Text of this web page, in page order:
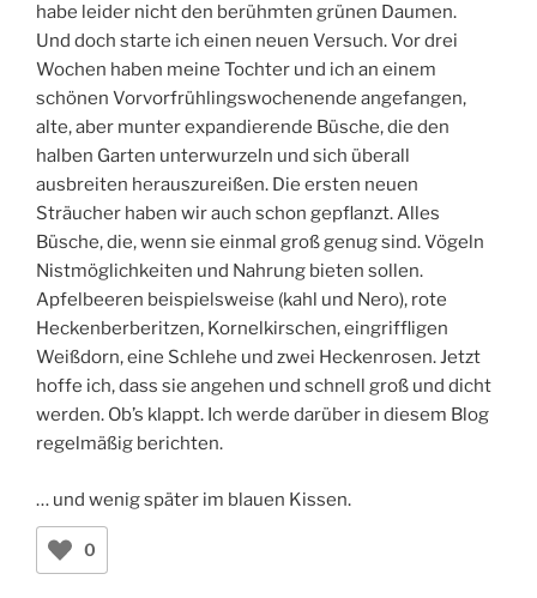
habe leider nicht den berühmten grünen Daumen.
Und doch starte ich einen neuen Versuch. Vor drei
Wochen haben meine Tochter und ich an einem
schönen Vorvorfrühlingswochenende angefangen,
alte, aber munter expandierende Büsche, die den
halben Garten unterwurzeln und sich überall
ausbreiten herauszureißen. Die ersten neuen
Sträucher haben wir auch schon gepflanzt. Alles
Büsche, die, wenn sie einmal groß genug sind. Vögeln
Nistmöglichkeiten und Nahrung bieten sollen.
Apfelbeeren beispielsweise (kahl und Nero), rote
Heckenberberitzen, Kornelkirschen, eingriffligen
Weißdorn, eine Schlehe und zwei Heckenrosen. Jetzt
hoffe ich, dass sie angehen und schnell groß und dicht
werden. Ob’s klappt. Ich werde darüber in diesem Blog
regelmäßig berichten.
… und wenig später im blauen Kissen.
0